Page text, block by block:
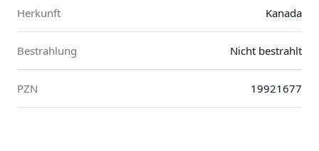
Herkunft Kanada
Bestrahlung Nicht bestrahlt
PZN 19921677